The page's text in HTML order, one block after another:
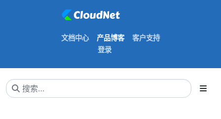
文档中心 产品博客
客户支持
登录